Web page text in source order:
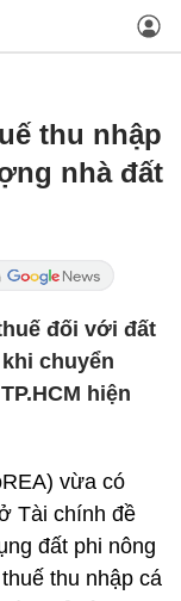
thu nhập
nhà đất
đối với đất
chuyển
hiện
vừa có
Tài chính đề
đất phi nông
thu nhập cá